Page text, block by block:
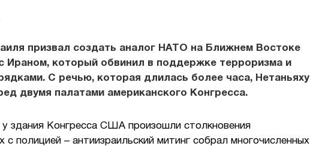
призвал создать аналог НАТО на Ближнем Востоке
Ираном, который обвинил в поддержке терроризма и
С речью, которая длилась более часа, Нетаньяху
двумя палатами американского Конгресса.
здания Конгресса США произошли столкновения
с полицией – антиизраильский митинг собрал многочисленных